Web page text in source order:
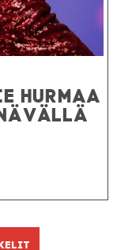
HURMAA